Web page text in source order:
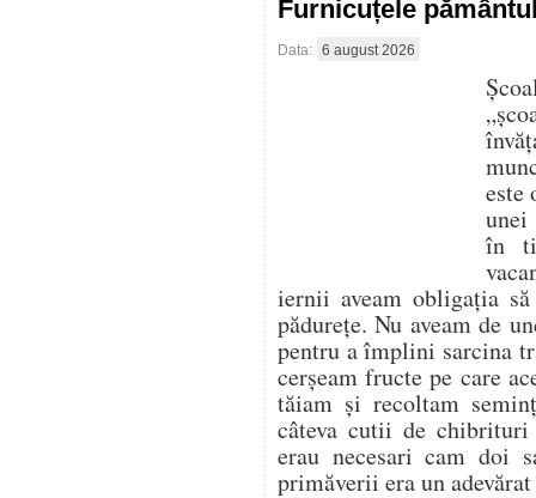
Furnicuțele
Data: 6 august 2026
este
unei
în
iernii aveam obligația
pădurețe. Nu aveam de
pentru a împlini sarcina
cerșeam fructe pe care
tăiam și recoltam
câteva cutii de chibrituri
erau necesari cam doi
primăverii era un